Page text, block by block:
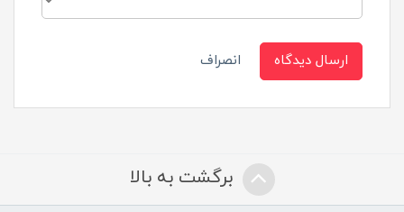
ارسال دیدگاه انصراف
برگشت به بالا